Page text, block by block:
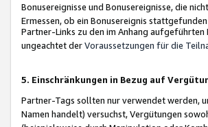
Bonusereignisse und Bonusereignisse, die
Ermessen, ob ein Bonusereignis
Partner-Links zu den im Anhang
ungeachtet derVoraussetzungen für die
5. Einschränkungen in Bezug auf
Partner-Tags sollten nur verwendet werden,
Namen handelt) versuchst, Vergütungen